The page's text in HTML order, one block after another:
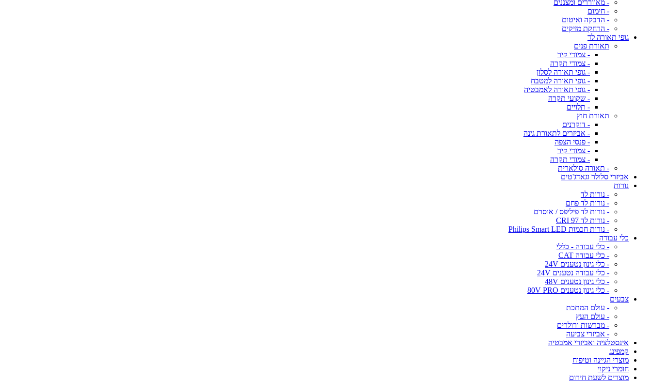
- מאווררים ומצננים
- חימום
- הדבקה ואיטום
- הרחקת מזיקים
גופי תאורה לד
תאורת פנים
- צמודי קיר
- צמודי תקרה
- גופי תאורה לסלון
- גופי תאורה למטבח
- גופי תאורה לאמבטיה
- שקועי תקרה
- תלויים
תאורת חוץ
- דוקרנים
- אביזרים לתאורת גינה
- פנסי הצפה
- צמודי קיר
- צמודי תקרה
- תאורה סולארית
אביזרי סלולר וגאדג'טים
נורות
- נורות לד
- נורות לד פחם
- נורות לד פיליפס / אוסרם
- נורות לד CRI 97
- נורות חכמות Philips Smart LED
כלי עבודה
- כלי עבודה - כללי
- כלי עבודה CAT
- כלי גינון נטענים 24V
- כלי עבודה נטענים 24V
- כלי גינון נטענים 48V
- כלי גינון נטענים 80V PRO
צבעים
- עולם המתכת
- עולם העץ
- מברשות ורולרים
- אביזרי צביעה
אינסטלציה ואביזרי אמבטיה
קמפינג
מוצרי הגיינה וטיפוח
חומרי ניקוי
מוצרים לשעת חירום